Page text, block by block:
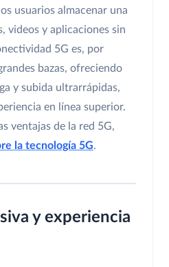
usuarios almacenar una
videos y aplicaciones sin
5G es, por
bazas, ofreciendo
y subida ultrarrápidas,
en línea superior.
ventajas de la red 5G,
la tecnología 5G.
y experiencia